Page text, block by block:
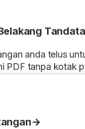
anda telus
PDF tanpa kotak